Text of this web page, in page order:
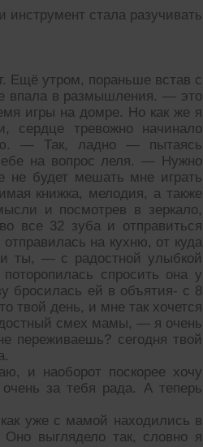
стала разучивать
Ещё утром, пораньше встав с
впала в размышления. — это
игры на домре. Но как же я
сердце тревожно начинало
— Так, ладно — пытаясь
на вопрос леля. — Нужно
не будет мешать мне играть
книжка, мелодия, а также
и посмотрев в зеркало,
все 32 зуба и отправиться
на кухню, от куда
ты, — с радостной улыбкой
спросить она у
бросилась ей в объятия- с 8
твой день, и мне так хочется
смех мамы, — я очень
переживаешь? сегодня твой
и наоборот поскорее хочу
за тебя рада. А теперь
уже с мамой находились в
выглядело так, словно я